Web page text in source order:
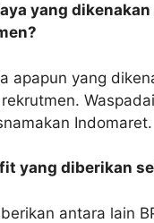
yang
apapun yang
Indomaret.
yang diberikan
antara lain